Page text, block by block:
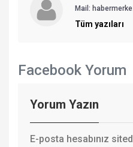
Mail:
Tüm yazıları
Facebook Yorum
Yorum Yazın
E-posta hesabınız